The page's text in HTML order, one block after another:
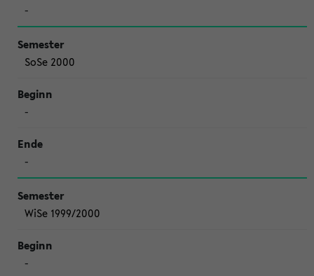
-
SoSe 2000
-
-
WiSe 1999/2000
-